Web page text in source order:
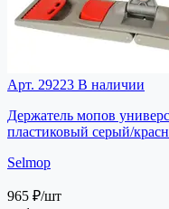
Арт. 29223 В наличии
Держатель мопов
пластиковый серый/
Selmop
965 ₽/шт